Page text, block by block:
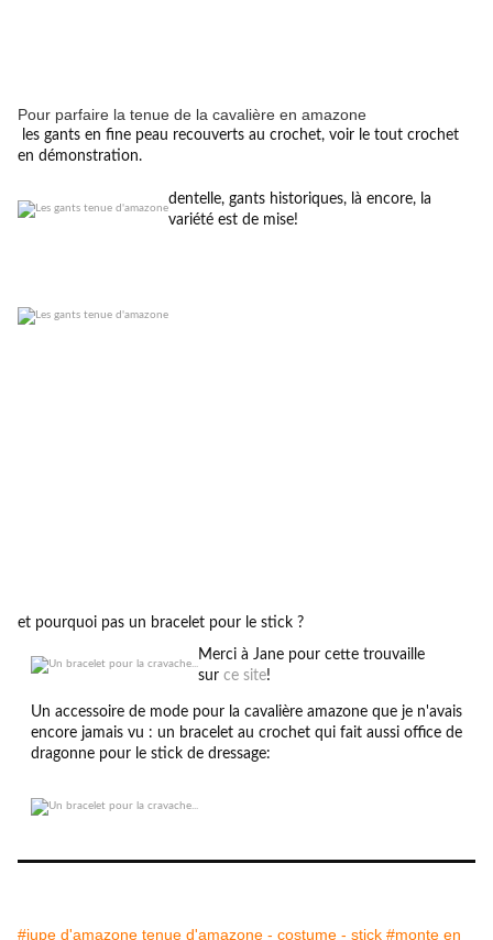
Pour parfaire la tenue de la cavalière en amazone
les gants en fine peau recouverts au crochet, voir le tout crochet
en démonstration.
dentelle, gants historiques, là encore, la
variété est de mise!
et pourquoi pas un bracelet pour le stick ?
Merci à Jane pour cette trouvaille
sur ce site!
Un accessoire de mode pour la cavalière amazone que je n'avais
encore jamais vu : un bracelet au crochet qui fait aussi office de
dragonne pour le stick de dressage:
#jupe d'amazone tenue d'amazone - costume - stick #monte en